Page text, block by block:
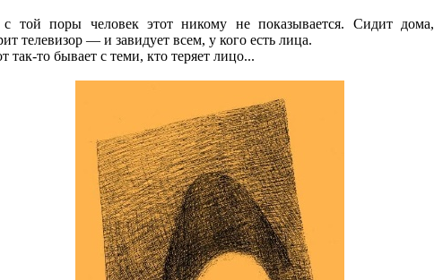
той поры человек этот никому не показывается. Сидит дома,
телевизор — и завидует всем, у кого есть лица.
так-то бывает с теми, кто теряет лицо...